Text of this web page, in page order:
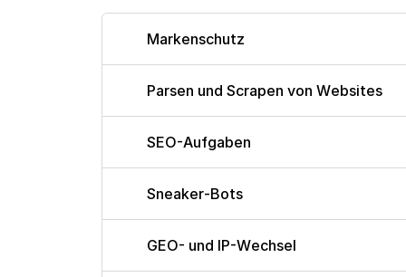
Markenschutz
Parsen und Scrapen von Websites
SEO-Aufgaben
Sneaker-Bots
GEO- und IP-Wechsel